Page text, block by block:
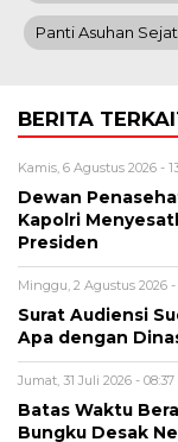
Panti Asuhan
BERITA
Kamis, 6 Agustus 2026 -
Dewan
Kapolri
Presiden
Minggu, 2 Agustus 2026 -
Surat Audiensi
Apa dengan
Jumat, 31 Juli 2026 -
Batas Waktu
Bungku Desak